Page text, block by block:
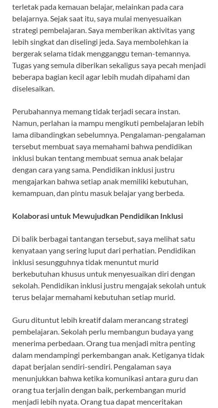
terletak pada kemauan belajar, melainkan pada cara
belajarnya. Sejak saat itu, saya mulai menyesuaikan
strategi pembelajaran. Saya memberikan aktivitas yang
lebih singkat dan diselingi jeda. Saya membolehkan ia
bergerak selama tidak mengganggu teman-temannya.
Tugas yang semula diberikan sekaligus saya pecah menjadi
beberapa bagian kecil agar lebih mudah dipahami dan
diselesaikan.
Perubahannya memang tidak terjadi secara instan.
Namun, perlahan ia mampu mengikuti pembelajaran lebih
lama dibandingkan sebelumnya. Pengalaman-pengalaman
tersebut membuat saya memahami bahwa pendidikan
inklusi bukan tentang membuat semua anak belajar
dengan cara yang sama. Pendidikan inklusi justru
mengajarkan bahwa setiap anak memiliki kebutuhan,
kemampuan, dan pintu masuk belajar yang berbeda.
Kolaborasi untuk Mewujudkan Pendidikan Inklusi
Di balik berbagai tantangan tersebut, saya melihat satu
kenyataan yang sering luput dari perhatian. Pendidikan
inklusi sesungguhnya tidak menuntut murid
berkebutuhan khusus untuk menyesuaikan diri dengan
sekolah. Pendidikan inklusi justru mengajak sekolah untuk
terus belajar memahami kebutuhan setiap murid.
Guru dituntut lebih kreatif dalam merancang strategi
pembelajaran. Sekolah perlu membangun budaya yang
menerima perbedaan. Orang tua menjadi mitra penting
dalam mendampingi perkembangan anak. Ketiganya tidak
dapat berjalan sendiri-sendiri. Pengalaman saya
menunjukkan bahwa ketika komunikasi antara guru dan
orang tua terjalin dengan baik, perkembangan murid
menjadi lebih nyata. Orang tua dapat menceritakan